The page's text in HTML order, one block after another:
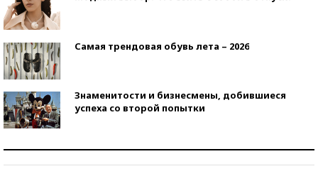
Самая трендовая обувь лета – 2026
Знаменитости и бизнесмены, добившиеся
успеха со второй попытки